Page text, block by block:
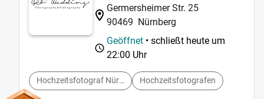
Germersheimer Str. 25
90469 Nürnberg
Geöffnet • schließt heute um
22:00 Uhr
Hochzeitsfotograf Nürnberg Hochzeitsfotografen